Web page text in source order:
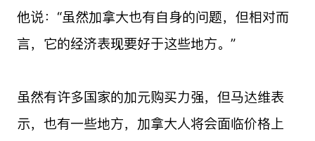
他说：“虽然加拿大也有自身的问题，但相对而
言，它的经济表现要好于这些地方。”
虽然有许多国家的加元购买力强，但马达维表
示，也有一些地方，加拿大人将会面临价格上